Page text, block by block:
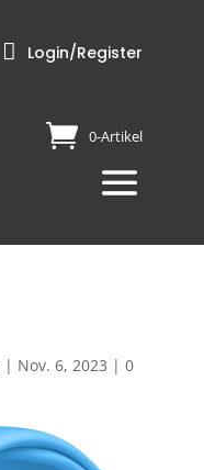
 Login/Register
0-Artikel
| Nov. 6, 2023 | 0